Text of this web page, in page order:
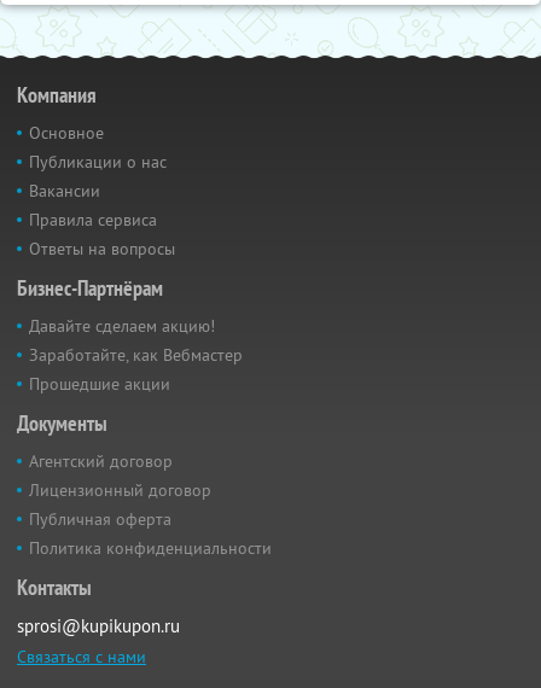
Компания
Основное
Публикации о нас
Вакансии
Правила сервиса
Ответы на вопросы
Бизнес-Партнёрам
Давайте сделаем акцию!
Заработайте, как Вебмастер
Прошедшие акции
Документы
Агентский договор
Лицензионный договор
Публичная оферта
Политика конфиденциальности
Контакты
sprosi@kupikupon.ru
Связаться с нами